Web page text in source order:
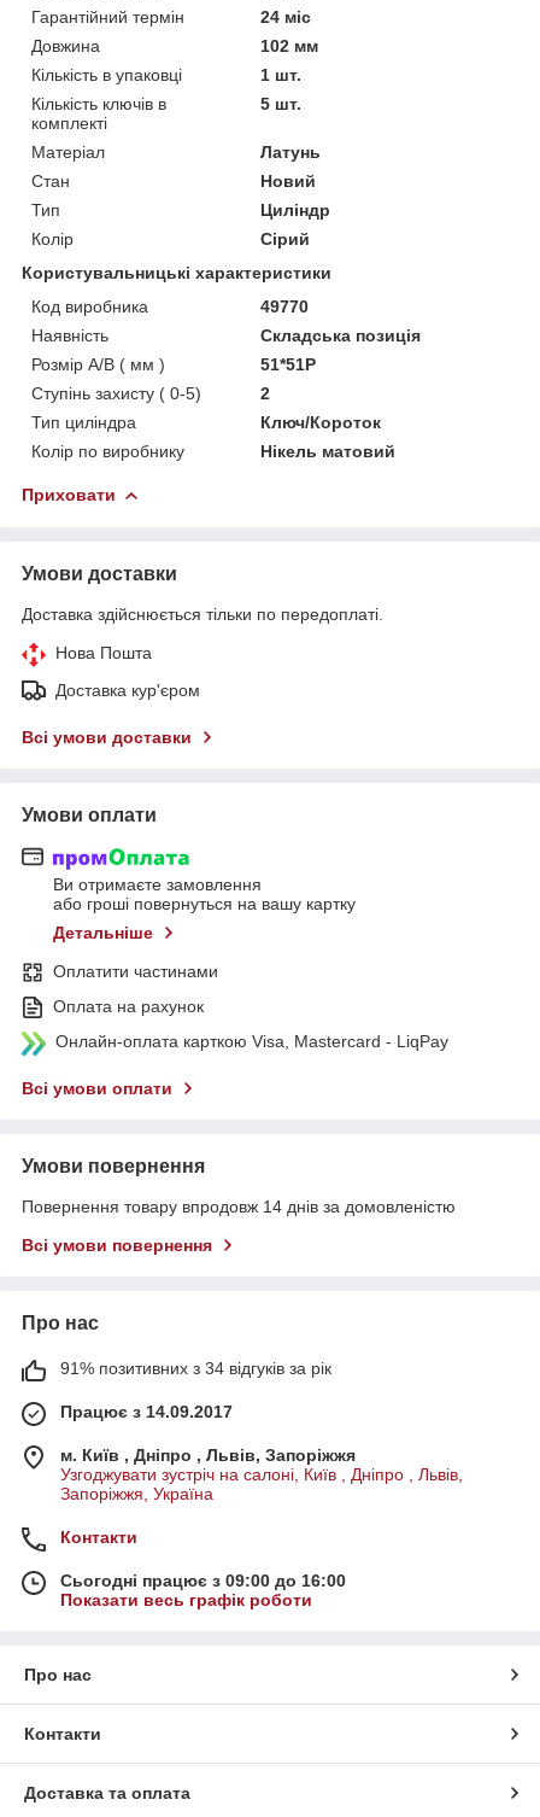
Гарантійний термін
24 міс
Довжина
102 мм
Кількість в упаковці
1 шт.
Кількість ключів в
комплекті
5 шт.
Матеріал
Латунь
Стан
Новий
Тип
Циліндр
Колір
Сірий
Користувальницькі характеристики
Код виробника
49770
Наявність
Складська позиція
Розмір A/B ( мм )
51*51P
Ступінь захисту ( 0-5)
2
Тип циліндра
Ключ/Короток
Колір по виробнику
Нікель матовий
Приховати
Умови доставки
Доставка здійснюється тільки по передоплаті.
Нова Пошта
Доставка кур'єром
Всі умови доставки
Умови оплати
Ви отримаєте замовлення
або гроші повернуться на вашу картку
Детальніше
Оплатити частинами
Оплата на рахунок
Онлайн-оплата карткою Visa, Mastercard - LiqPay
Всі умови оплати
Умови повернення
Повернення товару впродовж 14 днів за домовленістю
Всі умови повернення
Про нас
91% позитивних з 34 відгуків за рік
Працює з 14.09.2017
м. Київ , Дніпро , Львів, Запоріжжя
Узгоджувати зустріч на салоні, Київ , Дніпро , Львів,
Запоріжжя, Україна
Контакти
Сьогодні працює з 09:00 до 16:00
Показати весь графік роботи
Про нас
Контакти
Доставка та оплата